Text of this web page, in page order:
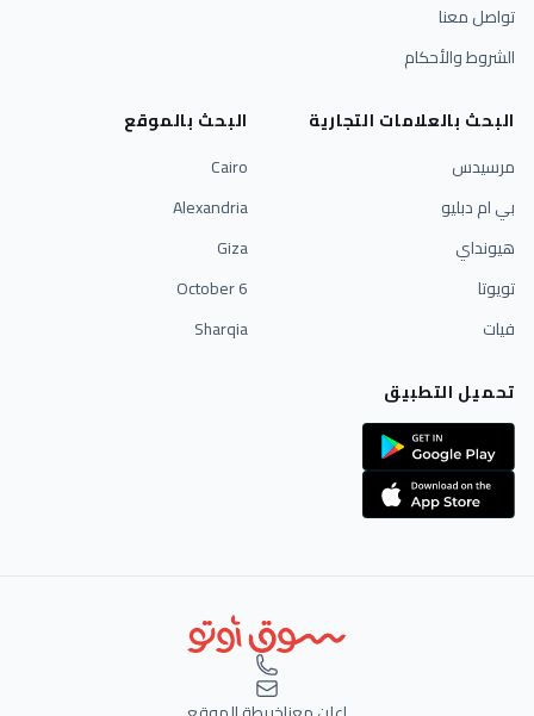
تواصل معنا
الشروط والأحكام
البحث بالعلامات التجارية
مرسيدس
بي ام دبليو
هيونداي
تويوتا
فيات
البحث بالموقع
Cairo
Alexandria
Giza
6 October
Sharqia
تحميل التطبيق